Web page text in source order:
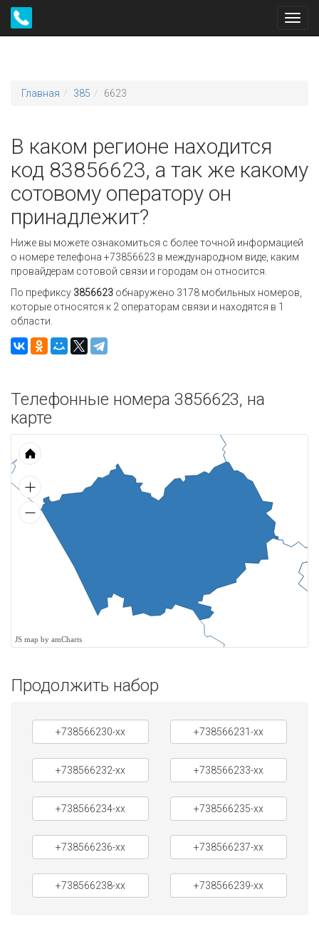
Главная 385 6623
В каком регионе находится
код 83856623, а так же какому
сотовому оператору он
принадлежит?
Ниже вы можете ознакомиться с более точной информацией
о номере телефона +73856623 в международном виде, каким
провайдерам сотовой связи и городам он относится.
По префиксу 3856623 обнаружено 3178 мобильных номеров,
которые относятся к 2 операторам связи и находятся в 1
области.
Телефонные номера 3856623, на
карте
JS map by amCharts
Продолжить набор
+738566230-xx +738566231-xx
+738566232-xx +738566233-xx
+738566234-xx +738566235-xx
+738566236-xx +738566237-xx
+738566238-xx +738566239-xx